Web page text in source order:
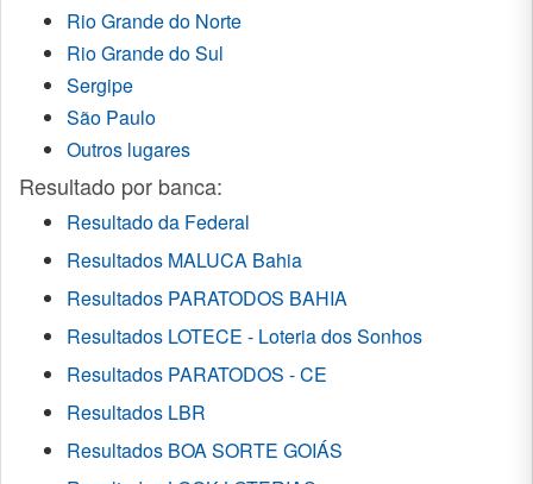
Rio Grande do Norte
Rio Grande do Sul
Sergipe
São Paulo
Outros lugares
Resultado por banca:
Resultado da Federal
Resultados MALUCA Bahia
Resultados PARATODOS BAHIA
Resultados LOTECE - Loteria dos Sonhos
Resultados PARATODOS - CE
Resultados LBR
Resultados BOA SORTE GOIÁS